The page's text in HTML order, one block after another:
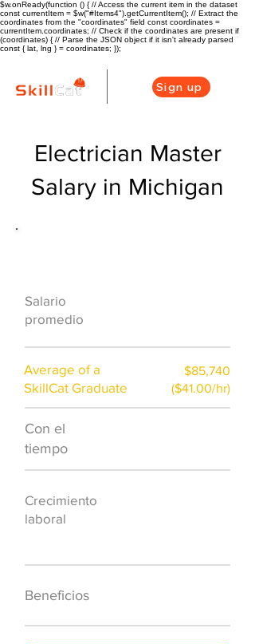
$w.onReady(function () { // Access the current item in the dataset
const currentItem = $w("#Items4").getCurrentItem(); // Extract the
coordinates from the "coordinates" field const coordinates =
currentItem.coordinates; // Check if the coordinates are present if
(coordinates) { // Parse the JSON object if it isn't already parsed
const { lat, lng } = coordinates; });
Sign up
Electrician Master
Salary in Michigan
Salario
promedio
Average of a
SkillCat Graduate
$85,740
($41.00/hr)
Con el
tiempo
Crecimiento
laboral
Beneficios